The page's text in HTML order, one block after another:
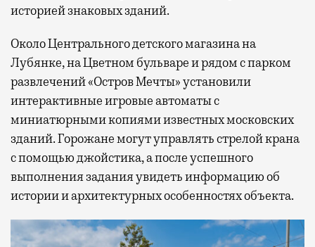
историей знаковых зданий.
Около Центрального детского магазина на
Лубянке, на Цветном бульваре и рядом с парком
развлечений «Остров Мечты» установили
интерактивные игровые автоматы с
миниатюрными копиями известных московских
зданий. Горожане могут управлять стрелой крана
с помощью джойстика, а после успешного
выполнения задания увидеть информацию об
истории и архитектурных особенностях объекта.